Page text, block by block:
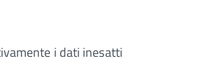
i dati inesatti